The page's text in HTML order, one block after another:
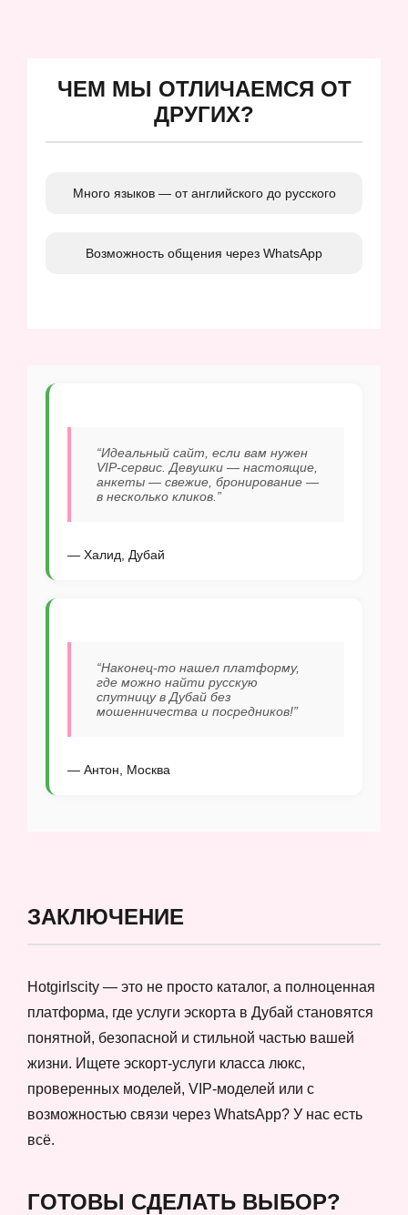
ЧЕМ МЫ ОТЛИЧАЕМСЯ ОТ
ДРУГИХ?
Много языков — от английского до русского
Возможность общения через WhatsApp
“Идеальный сайт, если вам нужен
VIP-сервис. Девушки — настоящие,
анкеты — свежие, бронирование —
в несколько кликов.”
— Халид, Дубай
“Наконец-то нашел платформу,
где можно найти русскую
спутницу в Дубай без
мошенничества и посредников!”
— Антон, Москва
ЗАКЛЮЧЕНИЕ
Hotgirlscity — это не просто каталог, а полноценная
платформа, где услуги эскорта в Дубай становятся
понятной, безопасной и стильной частью вашей
жизни. Ищете эскорт-услуги класса люкс,
проверенных моделей, VIP-моделей или с
возможностью связи через WhatsApp? У нас есть
всё.
ГОТОВЫ СДЕЛАТЬ ВЫБОР?